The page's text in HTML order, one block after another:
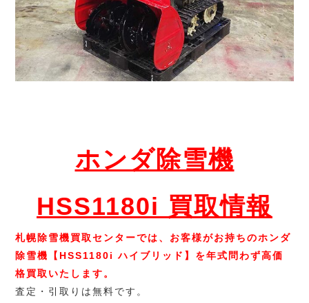
ホンダ除雪機
HSS1180i 買取情報
札幌除雪機買取センターでは、お客様がお持ちのホンダ
除雪機【HSS1180i ハイブリッド】を年式問わず高価
格買取いたします。
査定・引取りは無料です。